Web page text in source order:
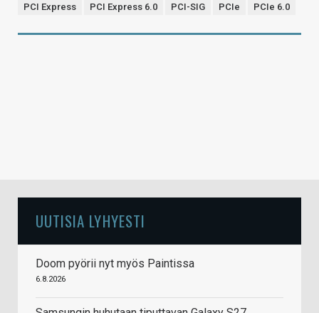
PCI Express PCI Express 6.0 PCI-SIG PCIe PCIe 6.0
UUTISIA LYHYESTI
Doom pyörii nyt myös Paintissa
6.8.2026